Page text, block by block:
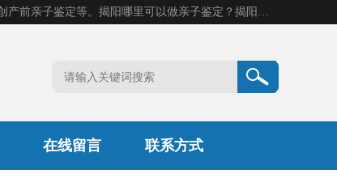
揭阳市康阳基因科技有限公司是一家揭阳亲子鉴定机构，主营业务：揭阳dna亲子鉴定、无创产前亲子鉴定等。揭阳哪里可以做亲子鉴定？揭阳亲子鉴定中心在哪里？地址：广东省 揭阳市榕城区东山街道 岐山大道创鸿万业广场南楼十楼。
在线留言 联系方式